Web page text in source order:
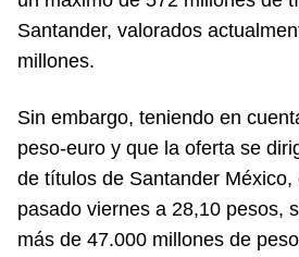
Santander, valorados
millones.
Sin embargo, teniendo en
peso-euro y que la oferta se
de títulos de Santander México,
pasado viernes a 28,10 pesos,
más de 47.000 millones de